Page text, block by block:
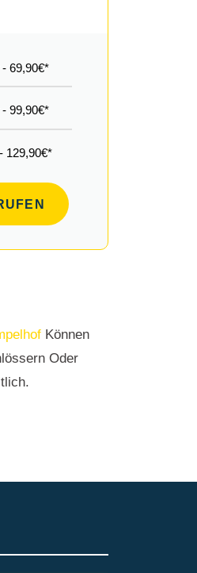
69,90€*
99,90€*
129,90€*
Können
Oder